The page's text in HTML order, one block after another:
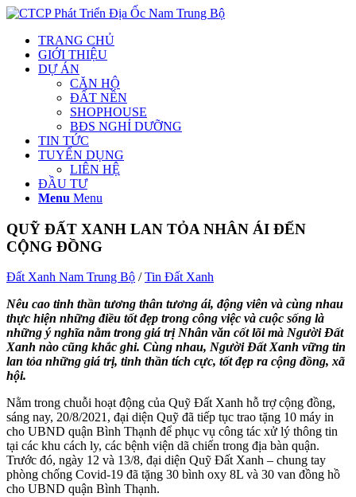
TRANG CHỦ
GIỚI THIỆU
DỰ ÁN
CĂN HỘ
ĐẤT NỀN
SHOPHOUSE
BĐS NGHỈ DƯỠNG
TIN TỨC
TUYỂN DỤNG
LIÊN HỆ
ĐẦU TƯ
Menu Menu
QUỸ ĐẤT XANH LAN TỎA NHÂN ÁI ĐẾN
CỘNG ĐỒNG
Đất Xanh Nam Trung Bộ /Tin Đất Xanh
Nêu cao tinh thần tương thân tương ái, động viên và cùng nhau
thực hiện những điều tốt đẹp trong công việc và cuộc sống là
những ý nghĩa nằm trong giá trị Nhân văn cốt lõi mà Người Đất
Xanh nào cũng khắc ghi. Cùng nhau, Người Đất Xanh vững tin
lan tỏa những giá trị, tinh thần tích cực, tốt đẹp ra cộng đồng, xã
hội.
Nằm trong chuỗi hoạt động của Quỹ Đất Xanh hỗ trợ cộng đồng,
sáng nay, 20/8/2021, đại diện Quỹ đã tiếp tục trao tặng 10 máy in
cho UBND quận Bình Thạnh để phục vụ công tác xử lý thông tin
tại các khu cách ly, các bệnh viện dã chiến trong địa bàn quận.
Trước đó, ngày 12 và 13/8, đại diện Quỹ Đất Xanh – chung tay
phòng chống Covid-19 đã tặng 30 bình oxy 8L và 30 van đồng hồ
cho UBND quận Bình Thạnh.